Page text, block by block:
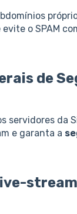
o SPAM
de
servidores da
e garanta a